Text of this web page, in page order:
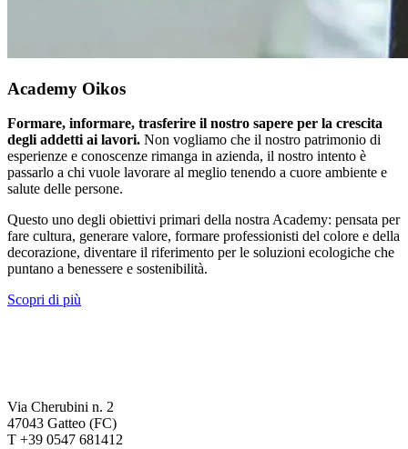
Academy Oikos
Formare, informare, trasferire il nostro sapere per la crescita
degli addetti ai lavori. Non vogliamo che il nostro patrimonio di
esperienze e conoscenze rimanga in azienda, il nostro intento è
passarlo a chi vuole lavorare al meglio tenendo a cuore ambiente e
salute delle persone.
Questo uno degli obiettivi primari della nostra Academy: pensata per
fare cultura, generare valore, formare professionisti del colore e della
decorazione, diventare il riferimento per le soluzioni ecologiche che
puntano a benessere e sostenibilità.
Scopri di più
Via Cherubini n. 2
47043 Gatteo (FC)
T +39 0547 681412